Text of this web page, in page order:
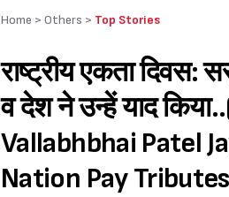
Home > Others > Top Stories
राष्ट्रीय एकता दिवस:
व देश ने उन्हें याद
Vallabhbhai Patel
Nation Pay